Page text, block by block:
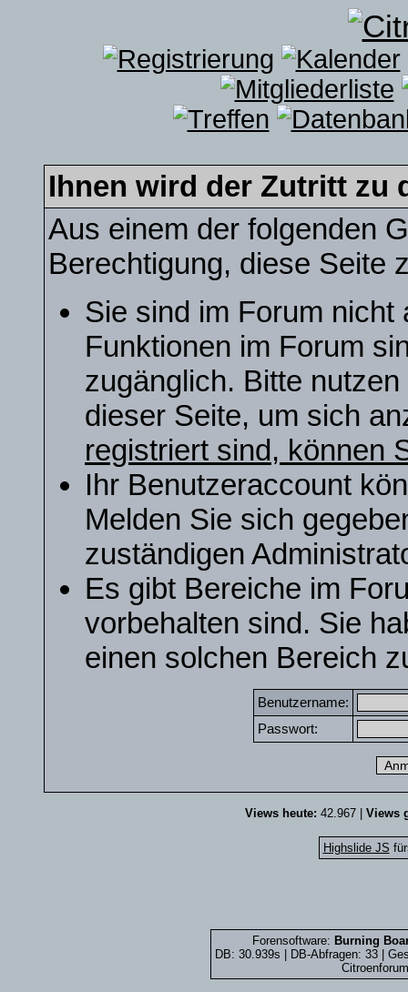
Ihnen wird der Zutritt zu
Aus einem der folgenden
Berechtigung, diese Seite
Sie sind im Forum nicht
Funktionen im Forum
zugänglich. Bitte
dieser Seite, um sich
registriert sind, können
Ihr Benutzeraccount
Melden Sie sich
zuständigen
Es gibt Bereiche im
vorbehalten sind. Sie
einen solchen Bereich
Benutzername:
Passwort:
Views heute: 42.967 | Views
Highslide JS
Forensoftware: Burning
DB: 30.939s | DB-Abfragen: 33 |